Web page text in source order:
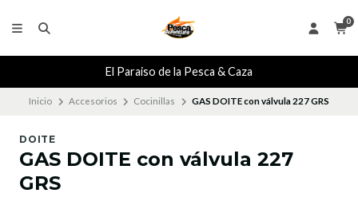
0
El Paraiso de la Pesca & Caza
Inicio Accesorios Cocinillas GAS DOITE con válvula 227 GRS
DOITE
GAS DOITE con válvula 227
GRS